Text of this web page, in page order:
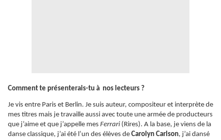
Comment te présenterais-tu à nos lecteurs ?
Je vis entre Paris et Berlin. Je suis auteur, compositeur et interprète de
mes titres mais je travaille aussi avec toute une armée de producteurs
que j’aime et que j’appelle mes Ferrari (Rires). A la base, je viens de la
danse classique, j’ai été l’un des élèves de Carolyn Carlson, j’ai dansé